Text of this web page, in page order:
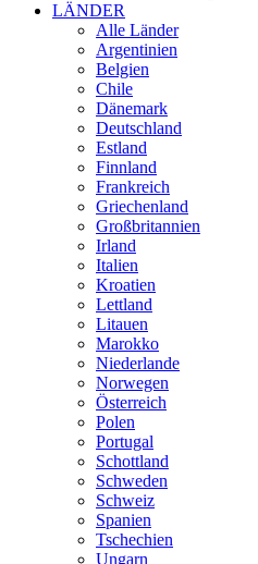
LÄNDER
Alle Länder
Argentinien
Belgien
Chile
Dänemark
Deutschland
Estland
Finnland
Frankreich
Griechenland
Großbritannien
Irland
Italien
Kroatien
Lettland
Litauen
Marokko
Niederlande
Norwegen
Österreich
Polen
Portugal
Schottland
Schweden
Schweiz
Spanien
Tschechien
Ungarn